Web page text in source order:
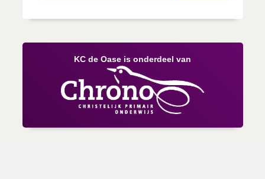
KC de Oase is onderdeel van